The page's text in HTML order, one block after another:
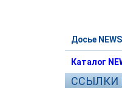
Досье
Каталог
ССЫЛКИ